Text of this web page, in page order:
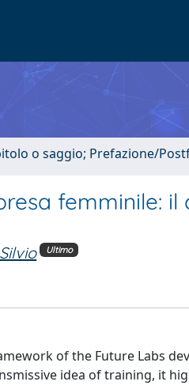
o saggio; Prefazione/
femminile: il
Ultimo
of the Future Labs
idea of training, it